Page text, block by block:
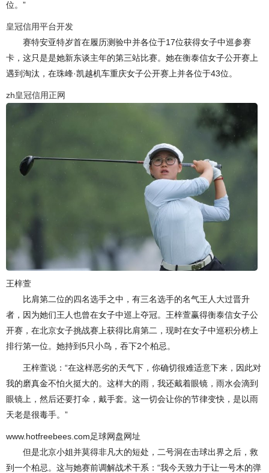
位。”
皇冠信用平台开发
赛特安亚特岁首在履历测验中并各位于17位获得女子中巡参赛
卡，这只是是她新东谈主年的第三站比赛。她在衡泰信女子公开赛上
遇到淘汰，在珠峰·凯越机车重庆女子公开赛上并各位于43位。
zh皇冠信用正网
王梓萱
比肩第二位的四名选手之中，有三名选手的名气王人大过晋升
者，因为她们王人也曾在女子中巡上夺冠。王梓萱赢得衡泰信女子公
开赛，在北京女子挑战赛上获得比肩第二，现时在女子中巡积分榜上
排行第一位。她持到5只小鸟，吞下2个柏忌。
王梓萱说：“在这样恶劣的天气下，你确切很难适意下来，因此对
我的磨真金不怕火挺大的。这样大的雨，我还戴着眼镜，雨水会滴到
眼镜上，然后还要打伞，戴手套。这一切会让你的节律变快，是以雨
天老是很毒手。”
www.hotfreebees.com足球网盘网址
但是北京小姐并莫得非凡大的短处，二号洞在击球出界之后，救
到一个柏忌。这与她赛前调解战术干系：“我今天致力于让一号木的弹